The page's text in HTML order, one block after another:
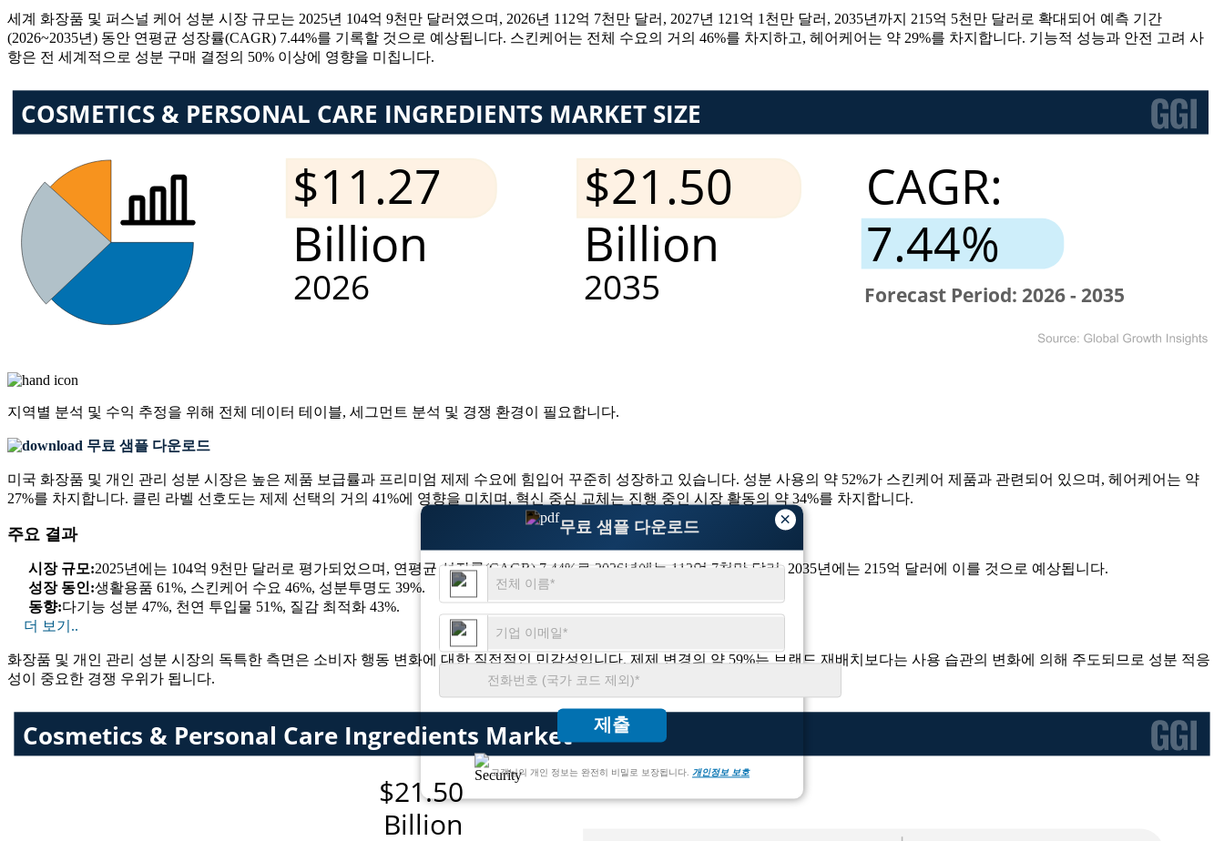
×
무료 샘플 다운로드
제출
고객님의 개인 정보는 완전히 비밀로 보장됩니다. 개인정보 보호
세계 화장품 및 퍼스널 케어 성분 시장 규모는 2025년 104억 9천만 달러였으며, 2026년 112억 7천만 달러, 2027년 121억 1천만 달러, 2035년까지 215억 5천만 달러로 확대되어 예측 기간
(2026~2035년) 동안 연평균 성장률(CAGR) 7.44%를 기록할 것으로 예상됩니다. 스킨케어는 전체 수요의 거의 46%를 차지하고, 헤어케어는 약 29%를 차지합니다. 기능적 성능과 안전 고려 사
항은 전 세계적으로 성분 구매 결정의 50% 이상에 영향을 미칩니다.
지역별 분석 및 수익 추정을 위해 전체 데이터 테이블, 세그먼트 분석 및 경쟁 환경이 필요합니다.
무료 샘플 다운로드
미국 화장품 및 개인 관리 성분 시장은 높은 제품 보급률과 프리미엄 제제 수요에 힘입어 꾸준히 성장하고 있습니다. 성분 사용의 약 52%가 스킨케어 제품과 관련되어 있으며, 헤어케어는 약
27%를 차지합니다. 클린 라벨 선호도는 제제 선택의 거의 41%에 영향을 미치며, 혁신 중심 교체는 진행 중인 시장 활동의 약 34%를 차지합니다.
주요 결과
시장 규모:2025년에는 104억 9천만 달러로 평가되었으며, 연평균 성장률(CAGR) 7.44%로 2026년에는 112억 7천만 달러, 2035년에는 215억 달러에 이를 것으로 예상됩니다.
성장 동인:생활용품 61%, 스킨케어 수요 46%, 성분투명도 39%.
동향:다기능 성분 47%, 천연 투입물 51%, 질감 최적화 43%.
더 보기..
화장품 및 개인 관리 성분 시장의 독특한 측면은 소비자 행동 변화에 대한 직접적인 민감성입니다. 제제 변경의 약 59%는 브랜드 재배치보다는 사용 습관의 변화에 ​​의해 주도되므로 성분 적응
성이 중요한 경쟁 우위가 됩니다.